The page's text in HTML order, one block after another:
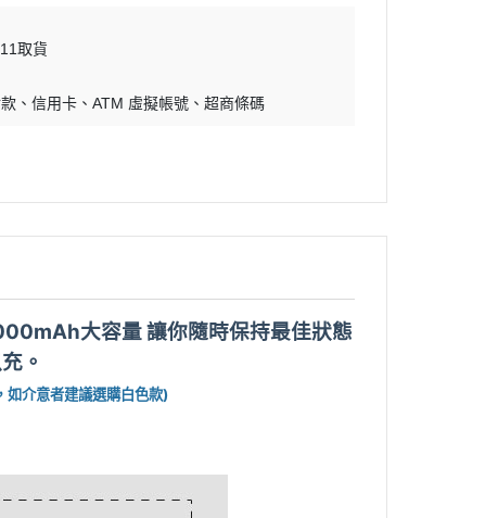
取貨
信用卡 ATM 虛擬帳號 超商條碼
大容量 讓你隨時保持最佳狀態
。
如介意者建議選購白色款)